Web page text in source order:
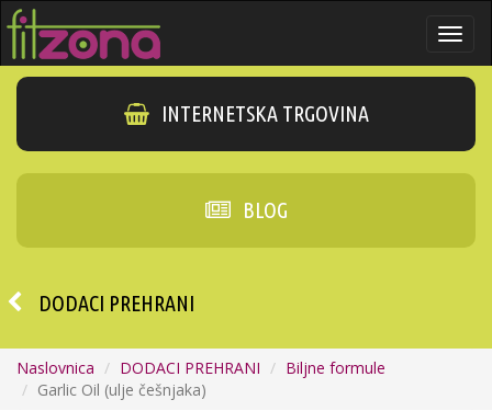
INTERNETSKA TRGOVINA
BLOG
DODACI PREHRANI
Naslovnica DODACI PREHRANI
Biljne formule
Garlic Oil (ulje češnjaka)